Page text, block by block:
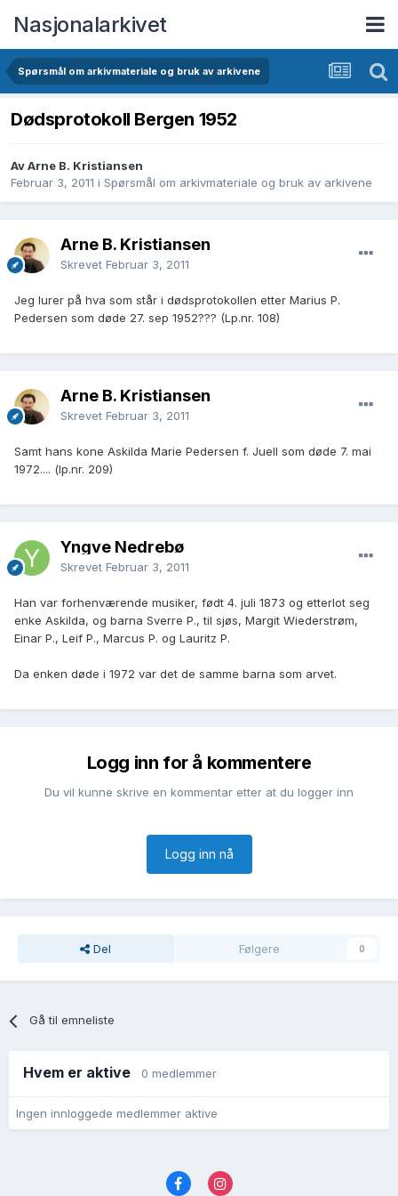
Nasjonalarkivet
Spørsmål om arkivmateriale og bruk av arkivene
Dødsprotokoll Bergen 1952
Av Arne B. Kristiansen
Februar 3, 2011 i Spørsmål om arkivmateriale og bruk av arkivene
Arne B. Kristiansen
Skrevet Februar 3, 2011
Jeg lurer på hva som står i dødsprotokollen etter Marius P.
Pedersen som døde 27. sep 1952??? (Lp.nr. 108)
Arne B. Kristiansen
Skrevet Februar 3, 2011
Samt hans kone Askilda Marie Pedersen f. Juell som døde 7. mai
1972.... (lp.nr. 209)
Yngve Nedrebø
Skrevet Februar 3, 2011
Han var forhenværende musiker, født 4. juli 1873 og etterlot seg
enke Askilda, og barna Sverre P., til sjøs, Margit Wiederstrøm,
Einar P., Leif P., Marcus P. og Lauritz P.
Da enken døde i 1972 var det de samme barna som arvet.
Logg inn for å kommentere
Du vil kunne skrive en kommentar etter at du logger inn
Logg inn nå
Del Følgere 0
Gå til emneliste
Hvem er aktive 0 medlemmer
Ingen innloggede medlemmer aktive